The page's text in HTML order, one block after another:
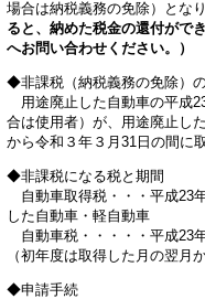
場合は納税義務の免除）となり
ると、納めた税金の還付がで
へお問い合わせください。）
◆非課税（納税義務の免除）
用途廃止した自動車の平成
合は使用者）が、用途廃止し
から令和３年３月31日の間に
◆非課税になる税と期間
自動車取得税・・・平成23
した自動車・軽自動車
自動車税・・・・・平成23
（初年度は取得した月の翌月
◆申請手続